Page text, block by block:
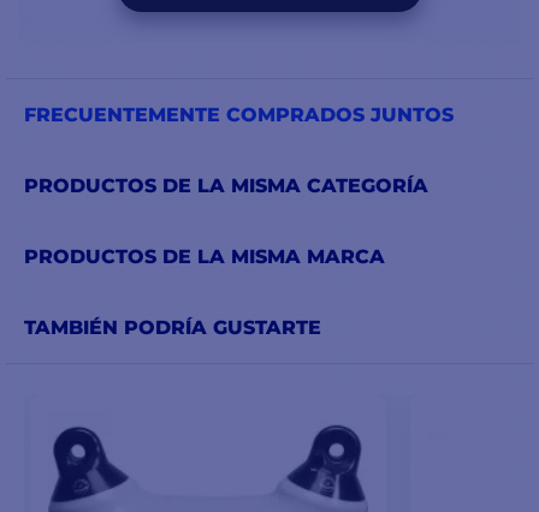
FRECUENTEMENTE COMPRADOS JUNTOS
PRODUCTOS DE LA MISMA CATEGORÍA
PRODUCTOS DE LA MISMA MARCA
TAMBIÉN PODRÍA GUSTARTE